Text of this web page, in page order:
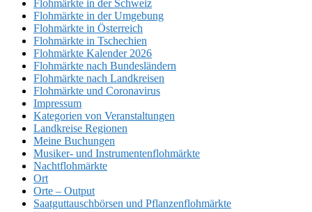
Flohmärkte in der Schweiz
Flohmärkte in der Umgebung
Flohmärkte in Österreich
Flohmärkte in Tschechien
Flohmärkte Kalender 2026
Flohmärkte nach Bundesländern
Flohmärkte nach Landkreisen
Flohmärkte und Coronavirus
Impressum
Kategorien von Veranstaltungen
Landkreise Regionen
Meine Buchungen
Musiker- und Instrumentenflohmärkte
Nachtflohmärkte
Ort
Orte – Output
Saatguttauschbörsen und Pflanzenflohmärkte